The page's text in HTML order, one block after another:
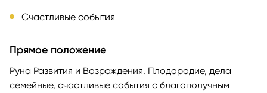
Счастливые события
Прямое положение
Руна Развития и Возрождения. Плодородие, дела
семейные, счастливые события с благополучным